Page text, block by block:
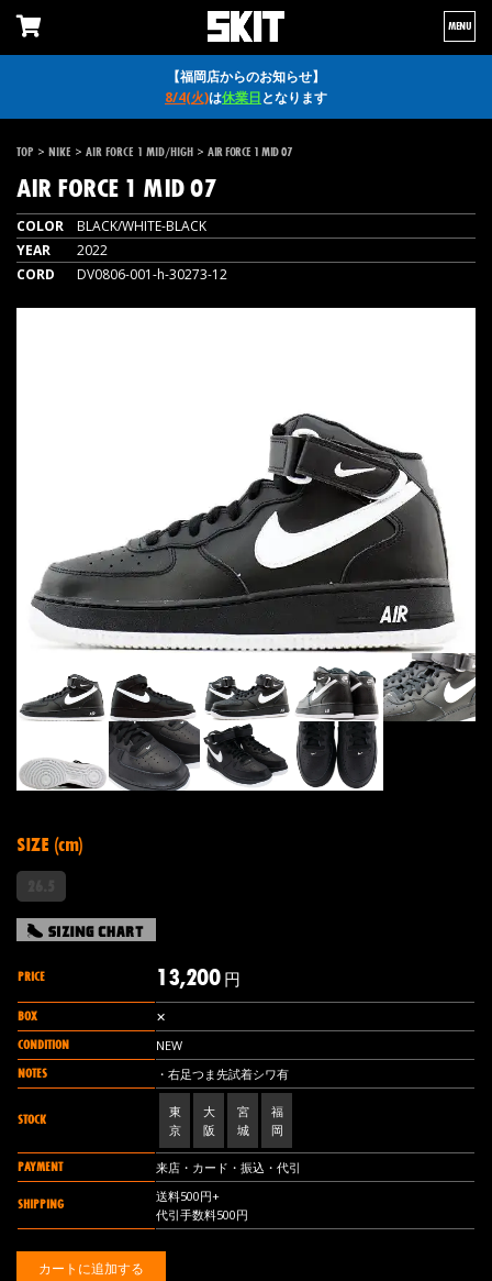
【福岡店からのお知らせ】
8/4(火)は休業日となります
MENU
TOP > NIKE > AIR FORCE 1 MID/HIGH > AIR FORCE 1 MID 07
AIR FORCE 1 MID 07
COLOR
BLACK/WHITE-BLACK
YEAR
2022
CORD
DV0806-001-h-30273-12
SIZE (cm)
PRICE 13,200円
BOX ✕
CONDITION NEW
NOTES ・右足つま先試着シワ有
STOCK
東
京
大
阪
宮
城
福
岡
PAYMENT 来店・カード・振込・代引
SHIPPING
送料500円+
代引手数料500円